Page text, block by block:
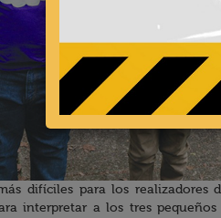
difíciles para los realizadores
interpretar a los tres